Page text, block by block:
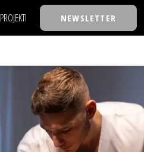
PROJEKTI
TASTY TALKS
30 ISPOD 30
BACK TO OFFICE/SCHOOL
BIZBENDOVI
NEWSLETTER
NAJKOLEGA
30 ISPOD 30
BACK TO OFFICE/SCHOOL
BIZBENDOVI
BIZKOLEGIJUM
BMW BIZNIS LIGA